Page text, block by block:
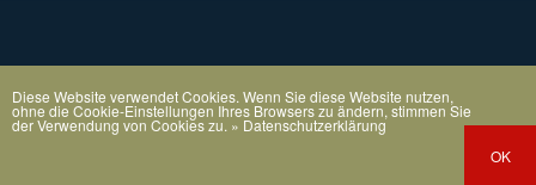
Diese Website verwendet Cookies. Wenn Sie diese Website nutzen,
ohne die Cookie-Einstellungen Ihres Browsers zu ändern, stimmen Sie
der Verwendung von Cookies zu. » Datenschutzerklärung
OK